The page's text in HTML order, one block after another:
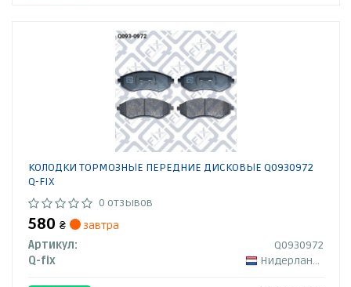
КОЛОДКИ ТОРМОЗНЫЕ ПЕРЕДНИЕ ДИСКОВЫЕ Q0930972
Q-FIX
0 отзывов
580 ₴
завтра
Артикул:
Q0930972
Q-fix
Нидерланды